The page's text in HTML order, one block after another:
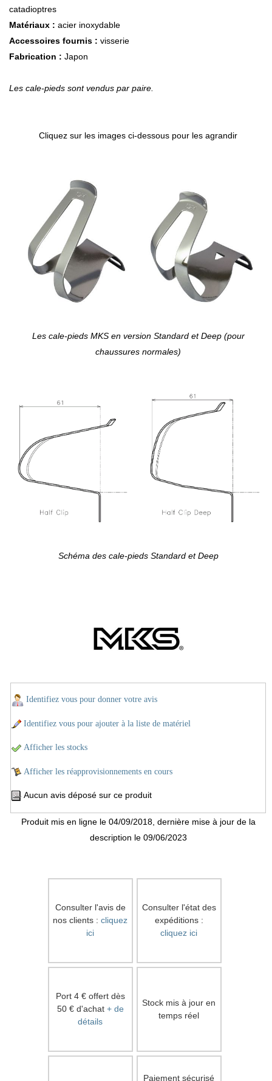
catadioptres
Matériaux : acier inoxydable
Accessoires fournis : visserie
Fabrication : Japon
Les cale-pieds sont vendus par paire.
Cliquez sur les images ci-dessous pour les agrandir
Les cale-pieds MKS en version Standard et Deep (pour
chaussures normales)
Schéma des cale-pieds Standard et Deep
Identifiez vous pour donner votre avis
Identifiez vous pour ajouter à la liste de matériel
Afficher les stocks
Afficher les réapprovisionnements en cours
Aucun avis déposé sur ce produit
Produit mis en ligne le 04/09/2018, dernière mise à jour de la
description le 09/06/2023
Consulter l'avis de
nos clients : cliquez
ici
Consulter l'état des
expéditions :
cliquez ici
Port 4 € offert dès
50 € d'achat + de
détails
Stock mis à jour en
temps réel
Paiement sécurisé